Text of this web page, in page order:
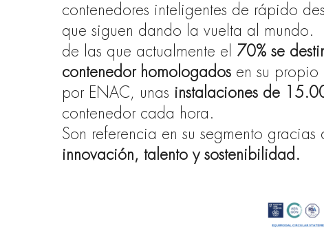
contenedores inteligentes de rápido
que siguen dando la vuelta al mundo.
de las que actualmente el 70% se
contenedor homologados en su
por ENAC, unas instalaciones de
contenedor cada hora.
Son referencia en su segmento
innovación, talento y sostenibilidad.